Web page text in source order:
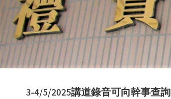
3-4/5/2025講道錄音可向幹事查詢